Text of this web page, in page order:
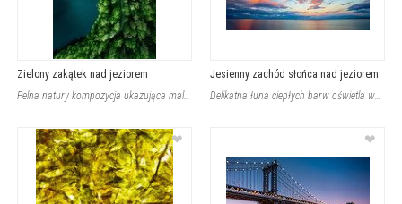
Zielony zakątek nad jeziorem
Pelna natury kompozycja ukazująca malowniczy fragment lasu otaczającego spokojne
Jesienny zachód słońca nad jeziorem
❤ ❤